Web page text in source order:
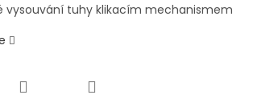
vysouvání tuhy klikacím mechanismem